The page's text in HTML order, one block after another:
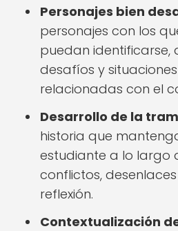
Personajes bien
personajes con los
puedan identificarse,
desafíos y
relacionadas con el
Desarrollo de la
historia que
estudiante a lo largo
conflictos,
reflexión.
Contextualización